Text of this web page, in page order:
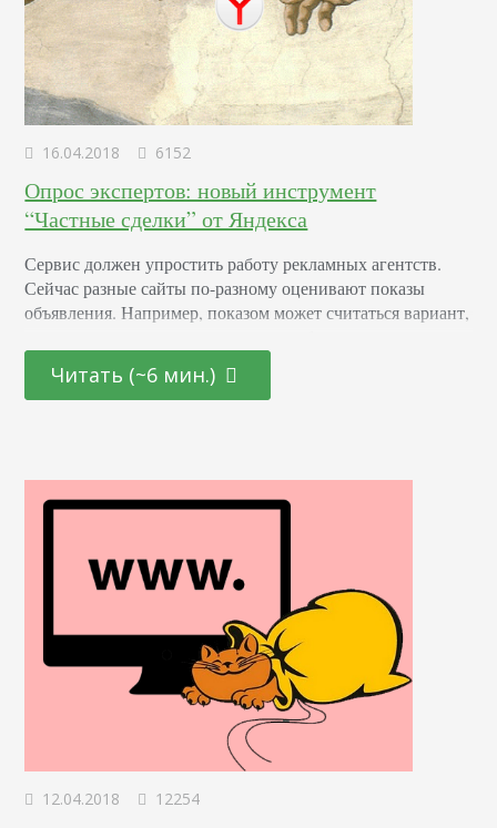
16.04.2018 6152
Опрос экспертов: новый инструмент
“Частные сделки” от Яндекса
Сервис должен упростить работу рекламных агентств.
Сейчас разные сайты по-разному оценивают показы
объявления. Например, показом может считаться вариант,
даже меньший фрагмент. Да и таргетинги у каждой
площадки свои. “Частные сделки” помогут отслеживать
вкусную плюшку.…
Читать (~6 мин.)
12.04.2018 12254